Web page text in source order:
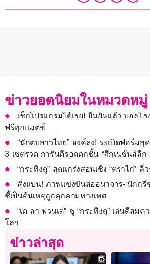
ข่าวยอดนิยมในหมวดหมู่
เช็กโปรแกรมได้เลย! ยืนยันแล้ว บอลโ
ฟรีทุกแมตช์
“นักตบสาวไทย” องค์ลง! ระเบิดฟอร์มสุ
3 เซตรวด การันตีรอดตกชั้น “ศึกเนชันส์ลีก
“กระทิงดุ” สุดแกร่งสอนเชิง “ตราไก่” ลิ่
สั่งแบน! ภาพแข่งขันส่ออนาจาร-‘นักกรี
ชี้เป็นต้นเหตุถูกคุกคามทางเพศ
“เด ลา ฟวนเต” ชู “กระทิงดุ” เล่นดีสมค
โลก
ข่าวล่าสุด